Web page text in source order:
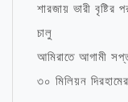
শারজায় ভারী
চালু
আমিরাতে আগামী
৩০ মিলিয়ন